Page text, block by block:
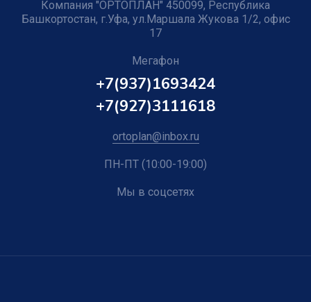
Компания "ОРТОПЛАН" 450099, Республика
Башкортостан, г.Уфа, ул.Маршала Жукова 1/2, офис
17
Мегафон
+7(937)1693424
+7(927)3111618
ortoplan@inbox.ru
ПН-ПТ (10:00-19:00)
Мы в соцсетях